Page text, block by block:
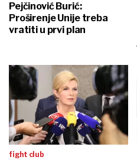
Pejčinović Burić:
Proširenje Unije treba
vratiti u prvi plan
fight club